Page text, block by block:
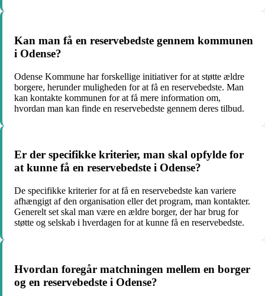
Kan man få en reservebedste gennem kommunen
i Odense?
Odense Kommune har forskellige initiativer for at støtte ældre
borgere, herunder muligheden for at få en reservebedste. Man
kan kontakte kommunen for at få mere information om,
hvordan man kan finde en reservebedste gennem deres tilbud.
Er der specifikke kriterier, man skal opfylde for
at kunne få en reservebedste i Odense?
De specifikke kriterier for at få en reservebedste kan variere
afhængigt af den organisation eller det program, man kontakter.
Generelt set skal man være en ældre borger, der har brug for
støtte og selskab i hverdagen for at kunne få en reservebedste.
Hvordan foregår matchningen mellem en borger
og en reservebedste i Odense?